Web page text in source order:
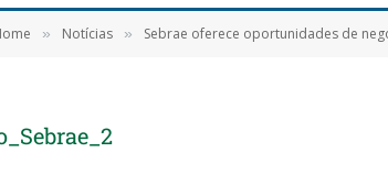
» Notícias » Sebrae oferece oportunidades de